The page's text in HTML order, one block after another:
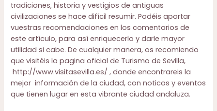
tradiciones, historia y vestigios de antiguas
civilizaciones se hace difícil resumir. Podéis aportar
vuestras recomendaciones en los comentarios de
este artículo, para así enriquecerlo y darle mayor
utilidad si cabe. De cualquier manera, os recomiendo
que visitéis la pagina oficial de Turismo de Sevilla,
http://www.visitasevilla.es/ , donde encontrareis la
mejor información de la ciudad, con noticas y eventos
que tienen lugar en esta vibrante ciudad andaluza.